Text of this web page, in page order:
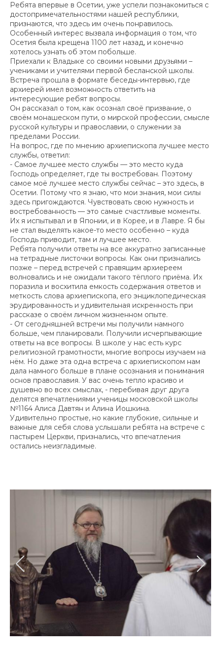
Ребята впервые в Осетии, уже успели познакомиться с
достопримечательностями нашей республики,
признаются, что здесь им очень понравилось.
Особенный интерес вызвала информация о том, что
Осетия была крещена 1100 лет назад, и конечно
хотелось узнать об этом побольше.
Приехали к Владыке со своими новыми друзьями –
учениками и учителями первой бесланской школы.
Встреча прошла в формате беседы-интервью, где
архиерей имел возможность ответить на
интересующие ребят вопросы.
Он рассказал о том, как осознал своё призвание, о
своём монашеском пути, о мирской профессии, смысле
русской культуры и православии, о служении за
пределами России.
На вопрос, где по мнению архиепископа лучшее место
службы, ответил:
- Самое лучшее место службы — это место куда
Господь определяет, где ты востребован. Поэтому
самое моё лучшее место службы сейчас – это здесь, в
Осетии. Потому что я знаю, что мои знания, мои силы
здесь пригождаются. Чувствовать свою нужность и
востребованность — это самые счастливые моменты.
Их я испытывал и в Японии, и в Корее, и в Лавре. Я бы
не стал выделять какое-то место особенно – куда
Господь приводит, там и лучшее место.
Ребята получили ответы на все аккуратно записанные
на тетрадные листочки вопросы. Как они признались
позже – перед встречей с правящим архиереем
волновались и не ожидали такого тёплого приёма. Их
поразила и восхитила емкость содержания ответов и
меткость слова архиепископа, его энциклопедическая
эрудированность и удивительная искренность при
рассказе о своём личном жизненном опыте.
- От сегодняшней встречи мы получили намного
больше, чем планировали. Получили исчерпывающие
ответы на все вопросы. В школе у нас есть курс
религиозной грамотности, многие вопросы изучаем на
нём. Но даже эта одна встреча с архиепископом нам
дала намного больше в плане осознания и понимания
основ православия. У вас очень тепло красиво и
душевно во всех смыслах, - перебивая друг друга
делятся впечатлениями ученицы московской школы
№1164 Алиса Давтян и Алина Иошкина.
Удивительно простые, но какие глубокие, сильные и
важные для себя слова услышали ребята на встрече с
пастырем Церкви, признались, что впечатления
остались неизгладимые.